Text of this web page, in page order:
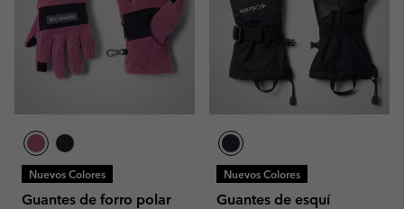
Nuevos Colores
Guantes de forro polar
Nuevos Colores
Guantes de esquí